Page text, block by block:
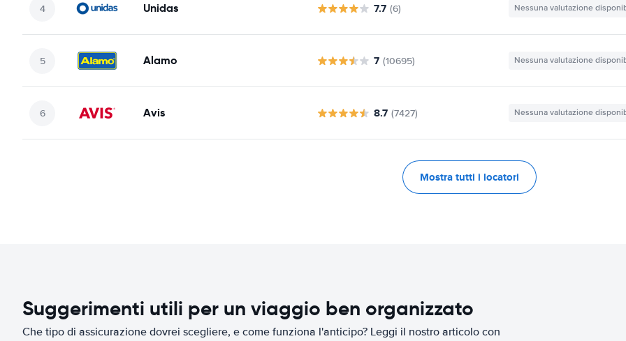
Unidas 7.7 (6) Nessuna valutazione
Alamo 7 (10695) Nessuna valutazione
Avis 8.7 (7427) Nessuna valutazione
Mostra tutti i locatori
Suggerimenti utili per un viaggio ben organizzato
Che tipo di assicurazione dovrei scegliere, e come funziona l'anticipo? Leggi il nostro articolo con